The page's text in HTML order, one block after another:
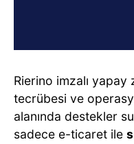
Rierino imzalı
tecrübesi ve
alanında destekler
sadece e-ticaret ile